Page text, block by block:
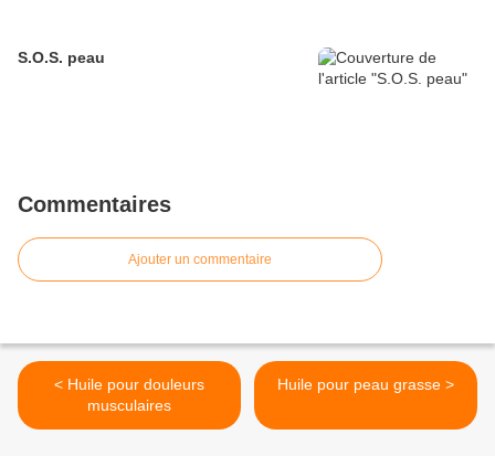
S.O.S. peau
Commentaires
Ajouter un commentaire
< Huile pour douleurs
musculaires
Huile pour peau grasse >